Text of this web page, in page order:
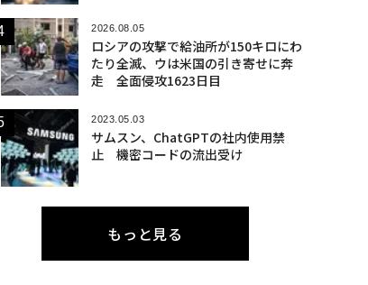
2026.08.05
ロシアの攻撃で給油所が150キロにわ
たり全滅、ウは米国の引き寄せに奔
走 全面侵攻1623日目
2023.05.03
サムスン、ChatGPTの社内使用禁
止 機密コードの流出受け
もっと見る